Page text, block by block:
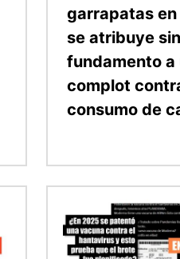
garrapatas en
se atribuye sin
fundamento a
complot
consumo de